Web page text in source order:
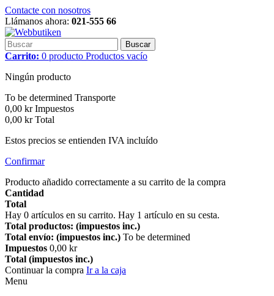
Contacte con nosotros
Llámanos ahora: 021-555 66
Buscar
Carrito: 0 producto Productos vacío
Ningún producto
To be determined Transporte
0,00 kr Impuestos
0,00 kr Total
Estos precios se entienden IVA incluído
Confirmar
Producto añadido correctamente a su carrito de la compra
Cantidad
Total
Hay 0 artículos en su carrito. Hay 1 artículo en su cesta.
Total productos: (impuestos inc.)
Total envío: (impuestos inc.) To be determined
Impuestos 0,00 kr
Total (impuestos inc.)
Continuar la compra Ir a la caja
Menu